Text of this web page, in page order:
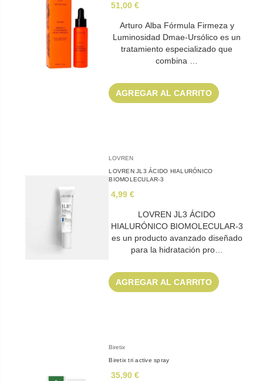
51,00 €
Arturo Alba Fórmula Firmeza y
Luminosidad Dmae-Ursólico es un
tratamiento especializado que
combina …
AGREGAR AL CARRITO
LOVREN
LOVREN JL3 ÁCIDO HIALURÓNICO
BIOMOLECULAR-3
4,99 €
LOVREN JL3 ÁCIDO
HIALURÓNICO BIOMOLECULAR-3
es un producto avanzado diseñado
para la hidratación pro…
AGREGAR AL CARRITO
Biretix
Biretix tri active spray
35,90 €